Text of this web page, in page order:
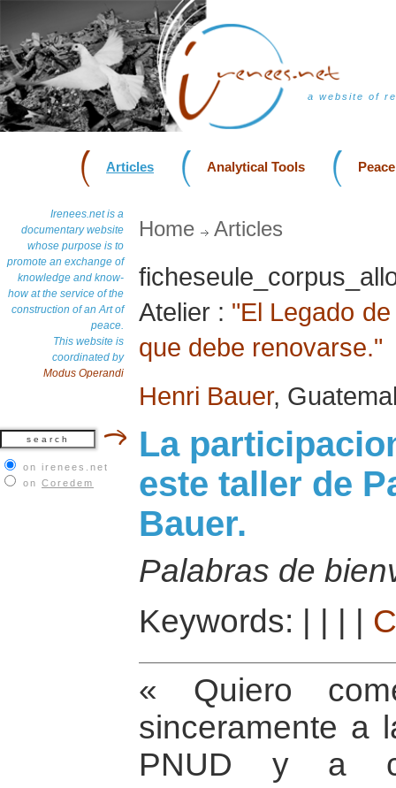
a website of
Articles Analytical Tools
Irenees.net is a
documentary website
whose purpose is to
promote an exchange of
knowledge and know-
how at the service of the
construction of an Art of
peace.
This website is
coordinated by
Modus Operandi
on irenees.net
on Coredem
Home Articles
Atelier : "El Legado
que debe renovarse."
Henri Bauer,
La
este taller de
Bauer.
Palabras de
Keywords:
« Quiero
sinceramente a
PNUD y a